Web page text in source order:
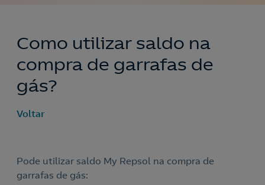
Como utilizar saldo na
compra de garrafas de
gás?
Voltar
Pode utilizar saldo My Repsol na compra de
garrafas de gás: